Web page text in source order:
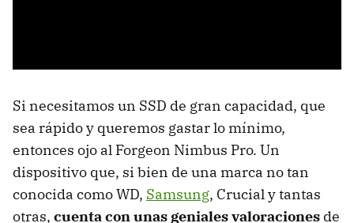
Si necesitamos un SSD de gran capacidad, que
sea rápido y queremos gastar lo mínimo,
entonces ojo al Forgeon Nimbus Pro. Un
dispositivo que, si bien de una marca no tan
conocida como WD, Samsung, Crucial y tantas
otras, cuenta con unas geniales valoraciones de